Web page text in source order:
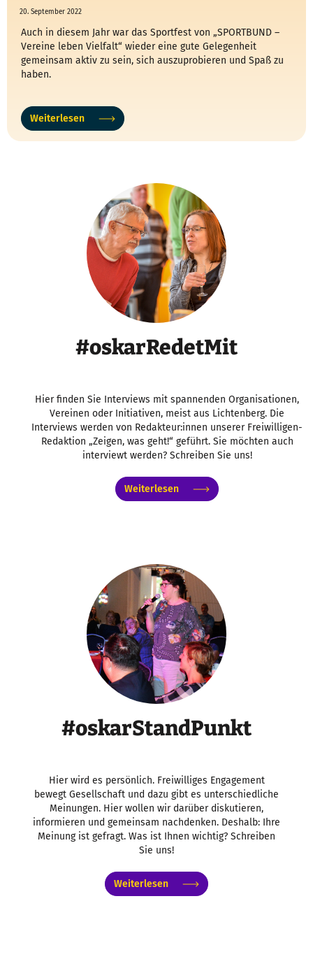
20. September 2022
Auch in diesem Jahr war das Sportfest von „SPORTBUND –
Vereine leben Vielfalt“ wieder eine gute Gelegenheit
gemeinsam aktiv zu sein, sich auszuprobieren und Spaß zu
haben.
Weiterlesen
#oskarRedetMit
Hier finden Sie Interviews mit spannenden Organisationen,
Vereinen oder Initiativen, meist aus Lichtenberg. Die
Interviews werden von Redakteur:innen unserer Freiwilligen-
Redaktion „Zeigen, was geht!“ geführt. Sie möchten auch
interviewt werden? Schreiben Sie uns!
Weiterlesen
#oskarStandPunkt
Hier wird es persönlich. Freiwilliges Engagement
bewegt Gesellschaft und dazu gibt es unterschiedliche
Meinungen. Hier wollen wir darüber diskutieren,
informieren und gemeinsam nachdenken. Deshalb: Ihre
Meinung ist gefragt. Was ist Ihnen wichtig? Schreiben
Sie uns!
Weiterlesen